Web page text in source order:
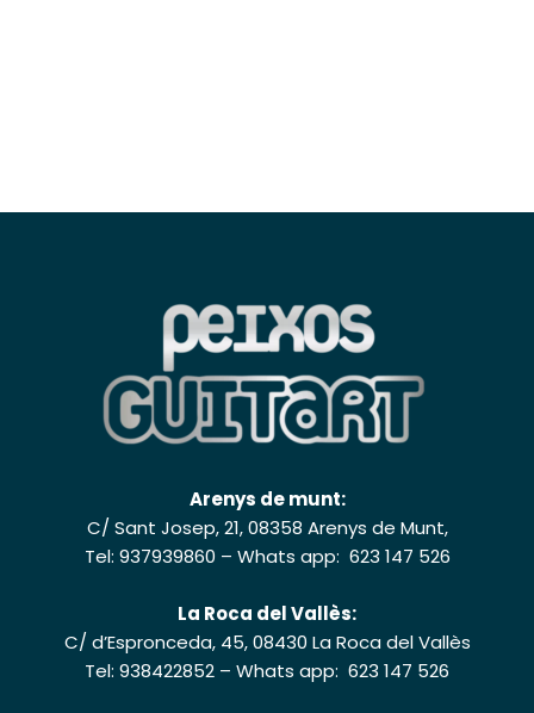
Arenys de munt:
C/ Sant Josep, 21, 08358 Arenys de Munt,
Tel: 937939860 – Whats app: 623 147 526
La Roca del Vallès:
C/ d’Espronceda, 45, 08430 La Roca del Vallès
Tel: 938422852 – Whats app: 623 147 526